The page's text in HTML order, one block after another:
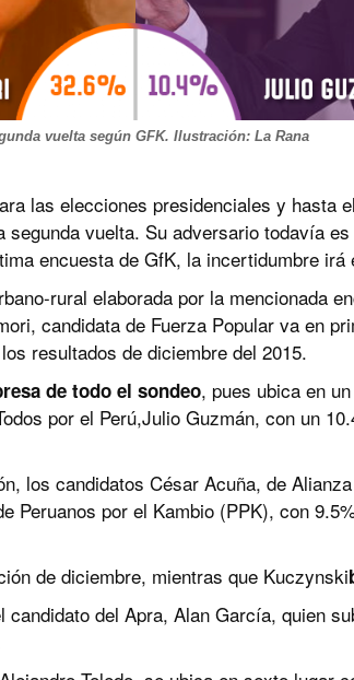
vuelta según GFK. Ilustración: La Rana
las elecciones presidenciales y hasta
vuelta. Su adversario todavía
encuesta de GfK, la incertidumbre irá
rural elaborada por la mencionada
candidata de Fuerza Popular va en
resultados de diciembre del 2015.
de todo el sondeo, pues ubica en
por el Perú,Julio Guzmán, con un
los candidatos César Acuña, de
Peruanos por el Kambio (PPK), con
de diciembre, mientras que Kuczynski
del Apra, Alan García, quien